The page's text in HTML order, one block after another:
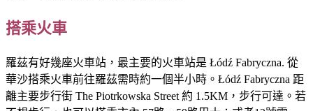
搭乘火車
羅茲有好幾座火車站，最主要的火車站是 Łódź Fabryczna. 從
華沙搭乘火車前往羅茲需時約一個半小時。Łódź Fabryczna 距
離主要步行街 The Piotrkowska Street 約 1.5KM，步行可達。若